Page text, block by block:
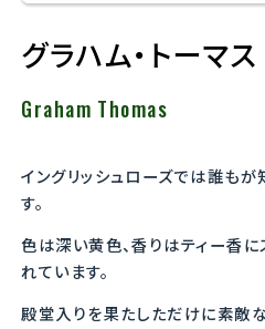
グラハム・トーマス
Graham Thomas
イングリッシュローズでは誰も
す。
色は深い黄色、香りはティー香
れています。
殿堂入りを果たしただけに素敵な